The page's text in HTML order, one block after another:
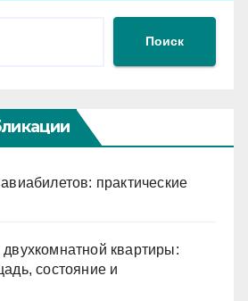
Поиск
практические
квартиры:
состояние и